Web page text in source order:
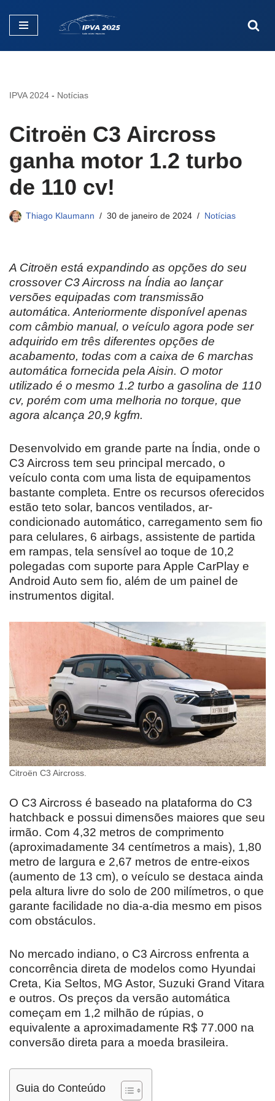
Pular
IPVA 2024 - Notícias
Citroën C3 Aircross
ganha motor 1.2 turbo
de 110 cv!
Thiago Klaumann 30 de janeiro de 2024 Notícias
A Citroën está expandindo as opções do seu
crossover C3 Aircross na Índia ao lançar
versões equipadas com transmissão
automática. Anteriormente disponível apenas
com câmbio manual, o veículo agora pode ser
adquirido em três diferentes opções de
acabamento, todas com a caixa de 6 marchas
automática fornecida pela Aisin. O motor
utilizado é o mesmo 1.2 turbo a gasolina de 110
cv, porém com uma melhoria no torque, que
agora alcança 20,9 kgfm.
Desenvolvido em grande parte na Índia, onde o
C3 Aircross tem seu principal mercado, o
veículo conta com uma lista de equipamentos
bastante completa. Entre os recursos oferecidos
estão teto solar, bancos ventilados, ar-
condicionado automático, carregamento sem fio
para celulares, 6 airbags, assistente de partida
em rampas, tela sensível ao toque de 10,2
polegadas com suporte para Apple CarPlay e
Android Auto sem fio, além de um painel de
instrumentos digital.
Citroën C3 Aircross.
O C3 Aircross é baseado na plataforma do C3
hatchback e possui dimensões maiores que seu
irmão. Com 4,32 metros de comprimento
(aproximadamente 34 centímetros a mais), 1,80
metro de largura e 2,67 metros de entre-eixos
(aumento de 13 cm), o veículo se destaca ainda
pela altura livre do solo de 200 milímetros, o que
garante facilidade no dia-a-dia mesmo em pisos
com obstáculos.
No mercado indiano, o C3 Aircross enfrenta a
concorrência direta de modelos como Hyundai
Creta, Kia Seltos, MG Astor, Suzuki Grand Vitara
e outros. Os preços da versão automática
começam em 1,2 milhão de rúpias, o
equivalente a aproximadamente R$ 77.000 na
conversão direta para a moeda brasileira.
Guia do Conteúdo